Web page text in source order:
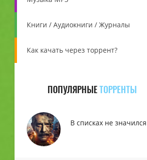
Книги / Аудиокниги / Журналы
Как качать через торрент?
ПОПУЛЯРНЫЕТОРРЕНТЫ
В списках не значился